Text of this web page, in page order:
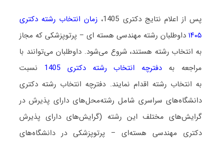
پس از اعلام نتایج دکتری 1405،
زمان انتخاب رشته دکتری
۱۴۰۵داوطلبان رشته مهندسی هسته ‌ای – پرتوپزشکی که مجاز
به انتخاب رشته هستند، شروع می‌شود. داوطلبان می‌توانند با
مراجعه به دفترچه انتخاب رشته دکتری 1405
نسبت
به انتخاب رشته اقدام نمایند. دفترچه انتخاب رشته دکتری
دانشگاه‌های سراسری شامل رشته‌محل‌های دارای پذیرش در
گرایش‌های مختلف این رشته (گرایش‌های دارای پذیرش
دکتری مهندسی هسته‌ای – پرتوپزشکی در دانشگاه‌های